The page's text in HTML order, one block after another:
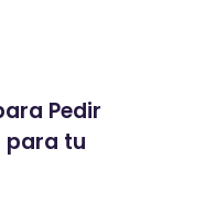
Pedir
para tu